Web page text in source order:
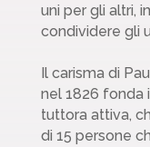
uni per gli altri,
condividere gli
Il carisma di
nel 1826 fonda
tuttora attiva,
di 15 persone